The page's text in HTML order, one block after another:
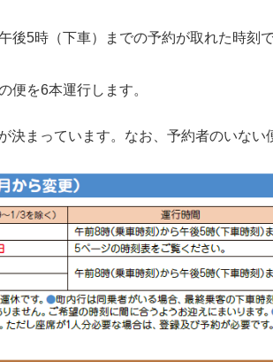
後5時（下車）までの予約が取れた時刻
便を6本運行します。
決まっています。なお、予約者のいない